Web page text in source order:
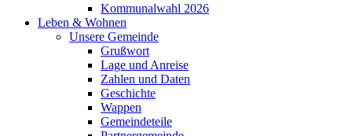
Kommunalwahl 2026
Leben & Wohnen
Unsere Gemeinde
Grußwort
Lage und Anreise
Zahlen und Daten
Geschichte
Wappen
Gemeindeteile